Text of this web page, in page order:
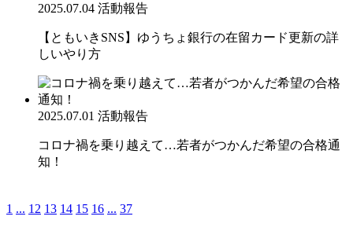
2025.07.04 活動報告
【ともいきSNS】ゆうちょ銀行の在留カード更新の詳
しいやり方
2025.07.01 活動報告
コロナ禍を乗り越えて…若者がつかんだ希望の合格通
知！
1 ... 12 13 14 15 16 ... 37